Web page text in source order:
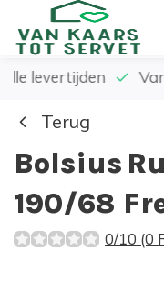
levertijden
Terug
Bolsius
190/68
0/10 (0